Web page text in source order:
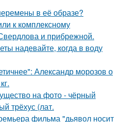
в её образе?
к комплексному
и прибрежной.
надевайте, когда в воду
Александр морозов о
на фото - чёрный
трёхус (лат.
фильма "дьявол носит